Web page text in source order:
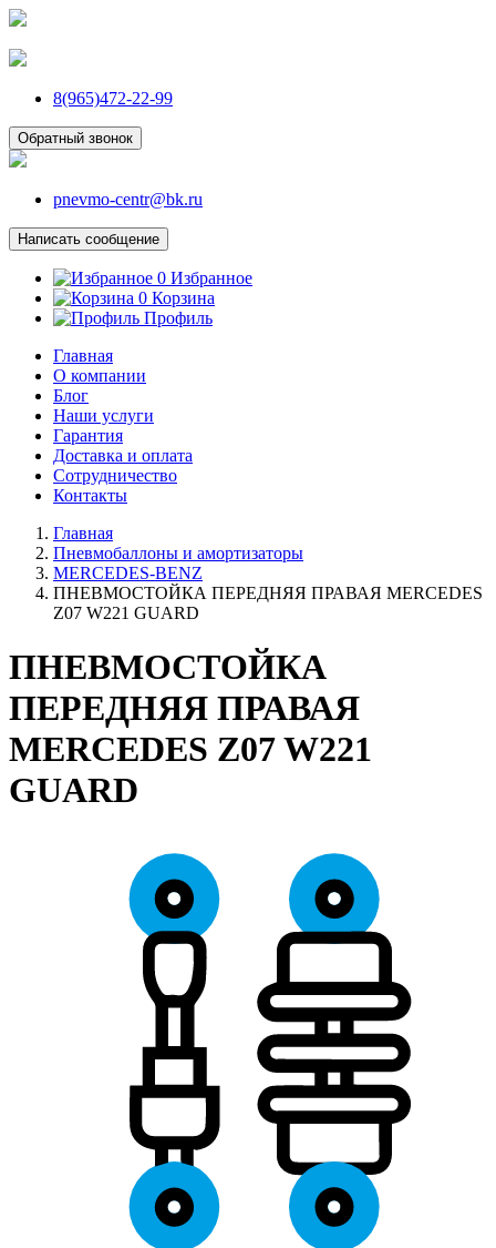
8(965)472-22-99
Обратный звонок
pnevmo-centr@bk.ru
Написать сообщение
0 Избранное
0 Корзина
Профиль
Главная
О компании
Блог
Наши услуги
Гарантия
Доставка и оплата
Сотрудничество
Контакты
Главная
Пневмобаллоны и амортизаторы
MERCEDES-BENZ
ПНЕВМОСТОЙКА ПЕРЕДНЯЯ ПРАВАЯ MERCEDES
Z07 W221 GUARD
ПНЕВМОСТОЙКА
ПЕРЕДНЯЯ ПРАВАЯ
MERCEDES Z07 W221
GUARD